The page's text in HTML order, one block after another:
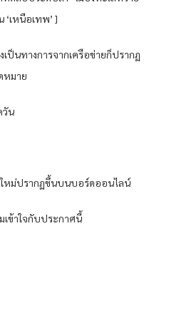
‘เหนือเทพ’ ]
ป็นทางการจากเครือข่ายก็ปรากฏ
หมาย
วัน
หม่ปรากฏขึ้นบนบอร์ดออนไลน์
ข้าใจกับประกาศนี้